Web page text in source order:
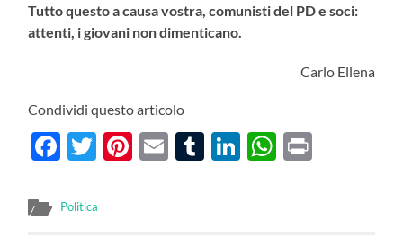
Tutto questo a causa vostra, comunisti del PD e soci:
attenti, i giovani non dimenticano.
Carlo Ellena
Condividi questo articolo
Facebook
Twitter
Pinterest
EmailTumblr
LinkedIn
Politica